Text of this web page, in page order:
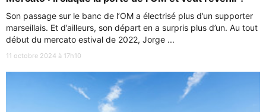
Son passage sur le banc de l’OM a électrisé plus d’un supporter
marseillais. Et d’ailleurs, son départ en a surpris plus d’un. Au tout
début du mercato estival de 2022, Jorge ...
11 octobre 2024 à 17h10